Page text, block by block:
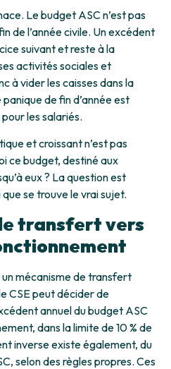
Le budget ASC n’est pas
de l’année civile. Un excédent
suivant et reste à la
activités sociales et
à vider les caisses dans la
de fin d’année est
les salariés.
et croissant n’est pas
ce budget, destiné aux
eux ? La question est
se trouve le vrai sujet.
transfert vers
mécanisme de transfert
CSE peut décider de
annuel du budget ASC
dans la limite de 10 % de
inverse existe également, du
selon des règles propres. Ces